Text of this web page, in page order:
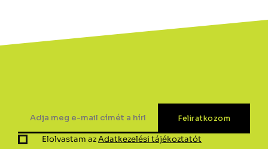
Elolvastam azAdatkezelési tájékoztatót